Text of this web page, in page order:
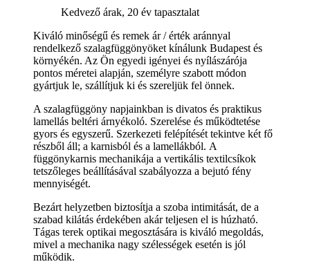
Kedvező árak, 20 év tapasztalat
Kiváló minőségű és remek ár / érték aránnyal
rendelkező szalagfüggönyöket kínálunk Budapest és
környékén. Az Ön egyedi igényei és nyílászárója
pontos méretei alapján, személyre szabott módon
gyártjuk le, szállítjuk ki és szereljük fel önnek.
A szalagfüggöny napjainkban is divatos és praktikus
lamellás beltéri árnyékoló. Szerelése és működtetése
gyors és egyszerű. Szerkezeti felépítését tekintve két fő
részből áll; a karnisból és a lamellákból. A
függönykarnis mechanikája a vertikális textilcsíkok
tetszőleges beállításával szabályozza a bejutó fény
mennyiségét.
Bezárt helyzetben biztosítja a szoba intimitását, de a
szabad kilátás érdekében akár teljesen el is húzható.
Tágas terek optikai megosztására is kiváló megoldás,
mivel a mechanika nagy szélességek esetén is jól
működik.